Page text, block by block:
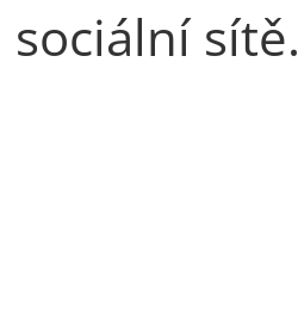
sociální sítě.